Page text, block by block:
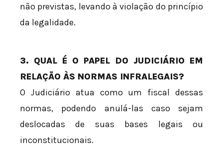
não previstas, levando à violação do princípio
da legalidade.
3. QUAL É O PAPEL DO JUDICIÁRIO EM
RELAÇÃO ÀS NORMAS INFRALEGAIS?
O Judiciário atua como um fiscal dessas
normas, podendo anulá-las caso sejam
deslocadas de suas bases legais ou
inconstitucionais.